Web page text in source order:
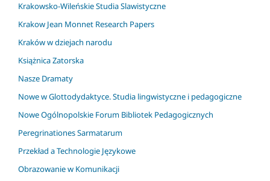
Krakowsko-Wileńskie Studia Slawistyczne
Krakow Jean Monnet Research Papers
Kraków w dziejach narodu
Książnica Zatorska
Nasze Dramaty
Nowe w Glottodydaktyce. Studia lingwistyczne i pedagogiczne
Nowe Ogólnopolskie Forum Bibliotek Pedagogicznych
Peregrinationes Sarmatarum
Przekład a Technologie Językowe
Obrazowanie w Komunikacji